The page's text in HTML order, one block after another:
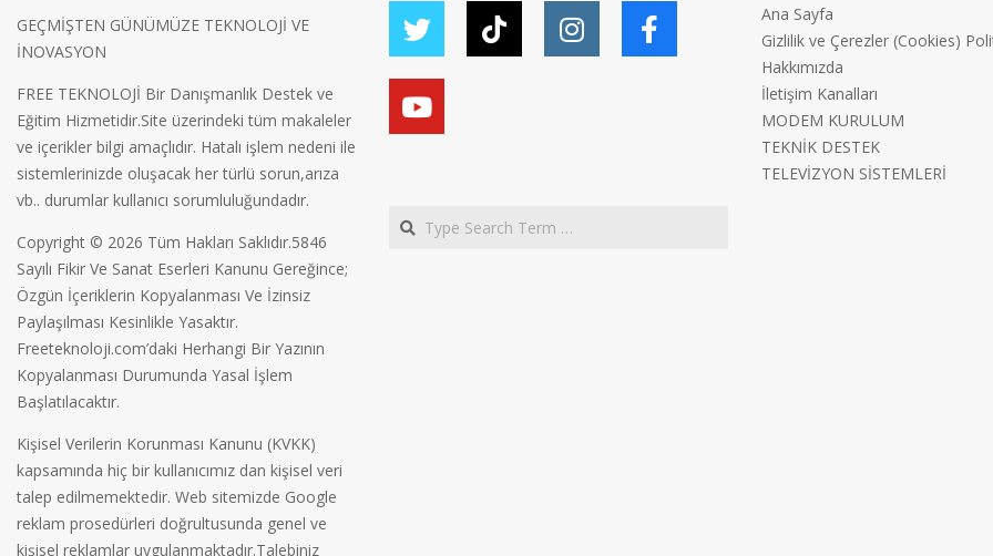
GEÇMİŞTEN GÜNÜMÜZE TEKNOLOJİ VE
İNOVASYON
FREE TEKNOLOJİ Bir Danışmanlık Destek ve
Eğitim Hizmetidir.Site üzerindeki tüm makaleler
ve içerikler bilgi amaçlıdır. Hatalı işlem nedeni ile
sistemlerinizde oluşacak her türlü sorun,arıza
vb.. durumlar kullanıcı sorumluluğundadır.
Copyright © 2026 Tüm Hakları Saklıdır.5846
Sayılı Fikir Ve Sanat Eserleri Kanunu Gereğince;
Özgün İçeriklerin Kopyalanması Ve İzinsiz
Paylaşılması Kesinlikle Yasaktır.
Freeteknoloji.com’daki Herhangi Bir Yazının
Kopyalanması Durumunda Yasal İşlem
Başlatılacaktır.
Kişisel Verilerin Korunması Kanunu (KVKK)
kapsamında hiç bir kullanıcımız dan kişisel veri
talep edilmemektedir. Web sitemizde Google
reklam prosedürleri doğrultusunda genel ve
kişisel reklamlar uygulanmaktadır.Talebiniz
Search
Ana Sayfa
Gizlilik ve Çerezler (Cookies)
Hakkımızda
İletişim Kanalları
MODEM KURULUM
TEKNİK DESTEK
TELEVİZYON SİSTEMLERİ